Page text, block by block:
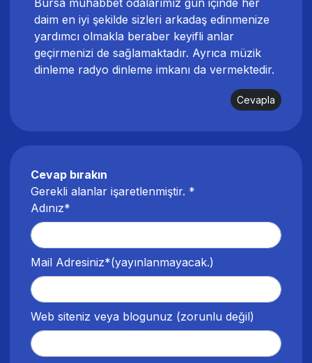
Bursa muhabbet odalarımız gün içinde her
daim en iyi şekilde sizleri arkadaş edinmenize
yardımcı olmakla beraber keyifli anlar
geçirmenizi de sağlamaktadır. Ayrıca müzik
dinleme radyo dinleme imkanı da vermektedir.
Cevapla
Cevap bırakın
Gerekli alanlar işaretlenmiştir. *
Adınız*
Mail Adresiniz*(yayınlanmayacak.)
Web siteniz veya blogunuz (zorunlu değil)